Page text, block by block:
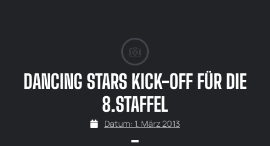
DANCING STARS KICK-OFF FÜR DIE
8.STAFFEL
Datum: 1. März 2013